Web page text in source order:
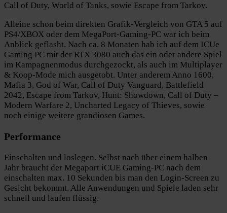
Call of Duty, World of Tanks, sowie Escape from Tarkov.
Alleine schon beim direkten Grafik-Vergleich von GTA 5 auf
PS4/XBOX oder dem MegaPort-Gaming-PC war ich beim
Anblick geflasht. Nach ca. 8 Monaten hab ich auf dem ICUe
Gaming PC mit der RTX 3080 auch das ein oder andere Spiel
im Kampagnenmodus durchgezockt, als auch im Multiplayer
& Koop-Mode mich ausgetobt. Unter anderem Anno 1600,
Mafia 3, God of War, Call of Duty Vanguard, Battlefield
2042, Escape from Tarkov, Hunt: Showdown, Call of Duty –
Modern Warfare 2, Uncharted Legacy of Thieves, sowie
noch einige weitere grandiosen Games.
Performance
Einschalten und loslegen. Selbst nach über einem halben
Jahr braucht der Megaport iCUE Gaming-PC nach dem
einschalten max. 10 Sekunden bis man den Login-Screen zu
Gesicht bekommt. Alle Anwendungen und Spiele laden sehr
schnell und laufen flüssig.